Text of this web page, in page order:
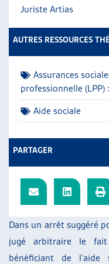
PROJETS ET ACTIVITÉS
JOURNÉES D’AUTOMNE
Dans un arrêt suggéré
jugé arbitraire le
bénéficiant de
Juriste Artias
AUTRES RESSOURCES
Assurances
professionnelle (LPP)
Aide sociale
PARTAGER